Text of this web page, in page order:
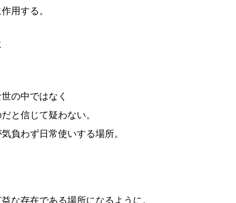
用する。
の中ではなく
と信じて疑わない。
負わず日常使いする場所。
な存在である場所になるように。